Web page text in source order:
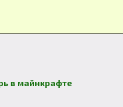
в майнкрафте